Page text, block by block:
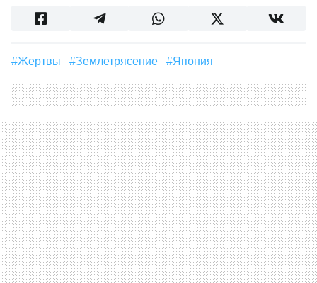
#жертвы #землетрясение #Япония